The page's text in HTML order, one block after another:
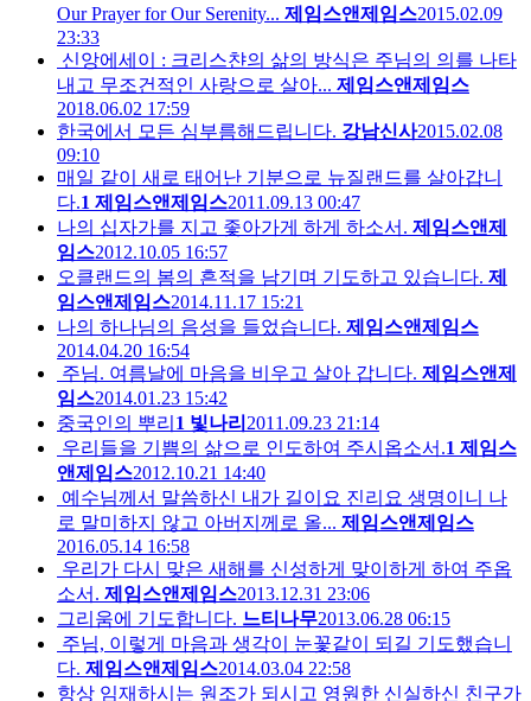
Our Prayer for Our Serenity... 제임스앤제임스2015.02.09
23:33
신앙에세이 : 크리스챤의 삶의 방식은 주님의 의를 나타
내고 무조건적인 사랑으로 살아... 제임스앤제임스
2018.06.02 17:59
한국에서 모든 심부름해드립니다. 강남신사2015.02.08
09:10
매일 같이 새로 태어난 기분으로 뉴질랜드를 살아갑니
다.1 제임스앤제임스2011.09.13 00:47
나의 십자가를 지고 좇아가게 하게 하소서. 제임스앤제
임스2012.10.05 16:57
오클랜드의 봄의 흔적을 남기며 기도하고 있습니다. 제
임스앤제임스2014.11.17 15:21
나의 하나님의 음성을 들었습니다. 제임스앤제임스
2014.04.20 16:54
주님. 여름날에 마음을 비우고 살아 갑니다. 제임스앤제
임스2014.01.23 15:42
중국인의 뿌리 1 빛나리 2011.09.23 21:14
우리들을 기쁨의 삶으로 인도하여 주시옵소서.1 제임스
앤제임스2012.10.21 14:40
예수님께서 말씀하신 내가 길이요 진리요 생명이니 나
로 말미하지 않고 아버지께로 올... 제임스앤제임스
2016.05.14 16:58
우리가 다시 맞은 새해를 신성하게 맞이하게 하여 주옵
소서. 제임스앤제임스2013.12.31 23:06
그리움에 기도합니다. 느티나무2013.06.28 06:15
주님, 이렇게 마음과 생각이 눈꽃같이 되길 기도했습니
다. 제임스앤제임스2014.03.04 22:58
항상 임재하시는 원조가 되시고 영원한 신실하신 친구가